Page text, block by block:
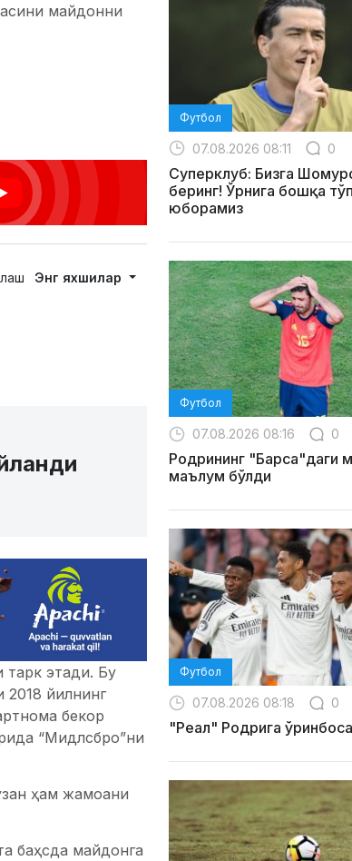
майдонни
Энг яхшилар
тарк этади. Бу
2018 йилнинг
бекор
“Мидлсбро”ни
ҳам жамоани
баҳсда майдонга
Футбол
07.08.2026 08:11 0
Суперклуб: Бизга
беринг! Ўрнига бошқа
юборамиз
Футбол
07.08.2026 08:16 0
Родрининг "Барса"даги
маълум бўлди
Футбол
07.08.2026 08:18 0
"Реал" Родрига